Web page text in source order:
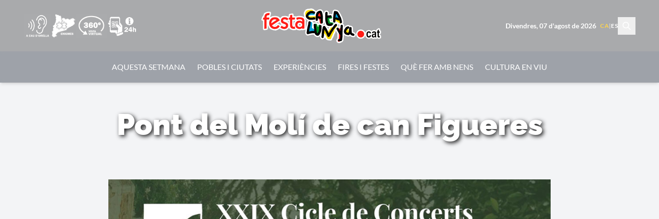
Divendres, 07 d'agost de 2026 CA| ES
AQUESTA SETMANA POBLES I CIUTATS EXPERIÈNCIES FIRES I FESTES QUÈ FER AMB NENS CULTURA EN VIU
Pont del Molí de can Figueres